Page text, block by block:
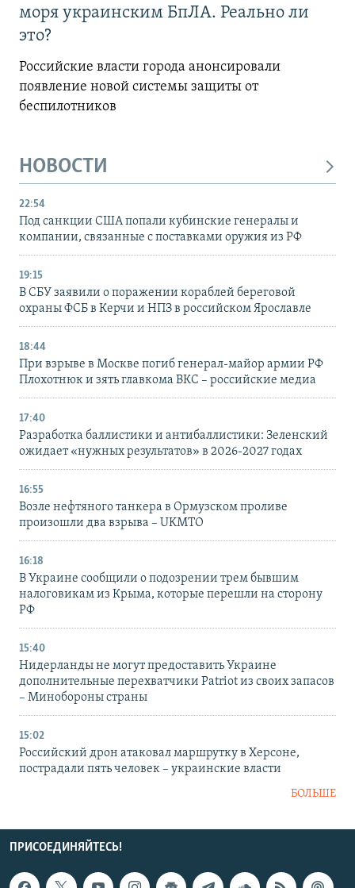
моря украинским БпЛА. Реально ли
это?
Российские власти города анонсировали
появление новой системы защиты от
беспилотников
НОВОСТИ
22:54
Под санкции США попали кубинские генералы и
компании, связанные с поставками оружия из РФ
19:15
В СБУ заявили о поражении кораблей береговой
охраны ФСБ в Керчи и НПЗ в российском Ярославле
18:44
При взрыве в Москве погиб генерал-майор армии РФ
Плохотнюк и зять главкома ВКС – российские медиа
17:40
Разработка баллистики и антибаллистики: Зеленский
ожидает «нужных результатов» в 2026-2027 годах
16:55
Возле нефтяного танкера в Ормузском проливе
произошли два взрыва – UKMTO
16:18
В Украине сообщили о подозрении трем бывшим
налоговикам из Крыма, которые перешли на сторону
РФ
15:40
Нидерланды не могут предоставить Украине
дополнительные перехватчики Patriot из своих запасов
– Минобороны страны
15:02
Российский дрон атаковал маршрутку в Херсоне,
пострадали пять человек – украинские власти
БОЛЬШЕ
ПРИСОЕДИНЯЙТЕСЬ!